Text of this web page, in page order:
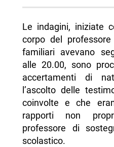
Le indagini, iniziate
corpo del
familiari avevano
alle 20.00, sono
accertamenti di
l’ascolto delle
coinvolte e che
rapporti non
professore di
scolastico.